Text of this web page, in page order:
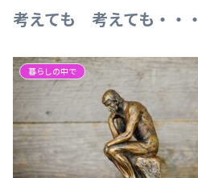
考えても 考えても・・・
暮らしの中で